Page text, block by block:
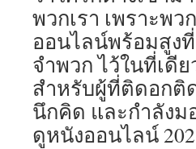
พวกเรา เพราะพ
ออนไลน์พร้อมสูง
จำพวก ไว้ในที่เดี
สำหรับผู้ที่ติดอกติ
นึกคิด และกำลังม
ดูหนังออนไลน์